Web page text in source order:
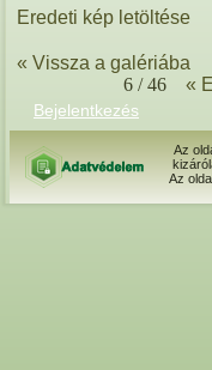
Eredeti kép letöltése
« Vissza a galériába
6 / 46
«
Bejelentkezés
Az
Az